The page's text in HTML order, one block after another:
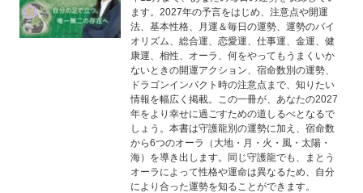
ます。2027年の予言をはじめ、注意点や開運
法、基本性格、月運＆毎日の運勢、運勢のバイ
オリズム、総合運、恋愛運、仕事運、金運、健
康運、相性、オーラ、何をやってもうまくいか
ないときの開運アクション、宿命数別の運勢、
ドラゴンインパクト時の注意点まで、知りたい
情報を幅広く掲載。この一冊が、あなたの2027
年をより幸せに過ごすための道しるべとなるで
しょう。本書は守護龍別の運勢に加え、宿命数
から6つのオーラ（大地・月・火・風・太陽・
海）を導き出します。同じ守護龍でも、まとう
オーラによって性格や運命は異なるため、自分
により合った運勢を知ることができます。